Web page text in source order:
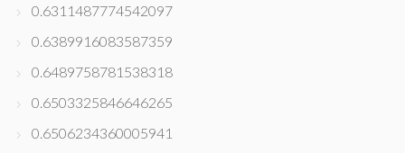
0.6311487774542097
0.6389916083587359
0.6489758781538318
0.6503325846646265
0.6506234360005941